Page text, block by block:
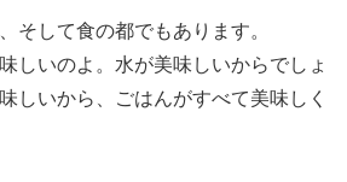
そして食の都でもあります。
しいのよ。水が美味しいからでしょ
しいから、ごはんがすべて美味しく